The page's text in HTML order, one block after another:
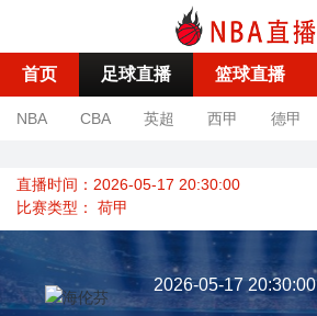
首页 足球直播 篮球直播
NBA CBA 英超 西甲 德甲
直播时间：2026-05-17 20:30:00
比赛类型： 荷甲
2026-05-17 20:30:00